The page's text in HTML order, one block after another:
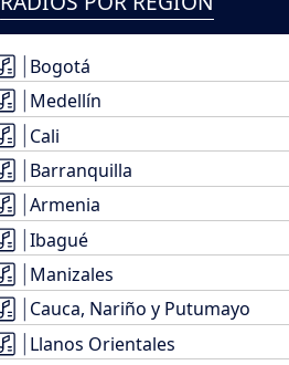
Bogotá
Medellín
Cali
Barranquilla
Armenia
Ibagué
Manizales
Cauca, Nariño y Putumayo
Llanos Orientales